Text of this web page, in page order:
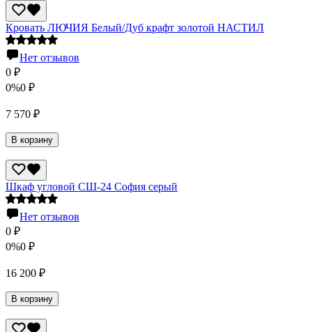
Кровать ЛЮЧИЯ Белый/Дуб крафт золотой НАСТИЛ
Нет отзывов
0 ₽
0%0 ₽
7 570 ₽
В корзину
Шкаф угловой СШ-24 София серый
Нет отзывов
0 ₽
0%0 ₽
16 200 ₽
В корзину